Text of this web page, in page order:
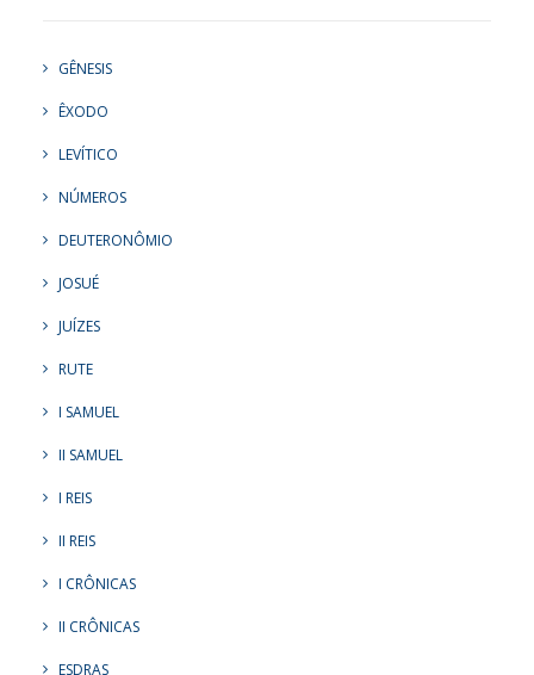
GÊNESIS
ÊXODO
LEVÍTICO
NÚMEROS
DEUTERONÔMIO
JOSUÉ
JUÍZES
RUTE
I SAMUEL
II SAMUEL
I REIS
II REIS
I CRÔNICAS
II CRÔNICAS
ESDRAS